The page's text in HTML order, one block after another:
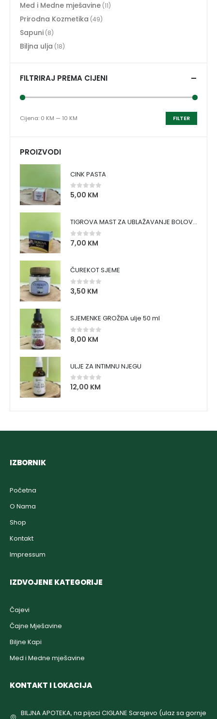
Med i Medne mješavine (11)
Prirodna Kozmetika (49)
Sapuni (8)
Biljna ulja (18)
FILTRIRAJ PREMA CIJENI
FILTER
Cijena: 0 KM — 10 KM
PROIZVODI
CINK PASTA
0 out of 5
5,00 KM
TIGROVA MAST ZA UBLAŽAVANJE BOLOVA I ZAGRIJAVANJE MIŠIĆA
0 out of 5
7,00 KM
ČUREKOT SJEME
0 out of 5
3,50 KM
SJEMENKE GROŽĐA ulje 50 ml
0 out of 5
8,00 KM
ULJE ZA INTIMNU NJEGU
0out of 5
12,00 KM
IZBORNIK
Početna
O Nama
Shop
Kontakt
Impressum
IZDVOJENE KATEGORIJE
Čajevi
Čajne Mješavine
Biljne Kapi
Med i Medne mješavine
KONTAKT I LOKACIJA
BILJNA APOTEKA, na pijaci CIGLANE Sarajevo (ulaz sa gornje